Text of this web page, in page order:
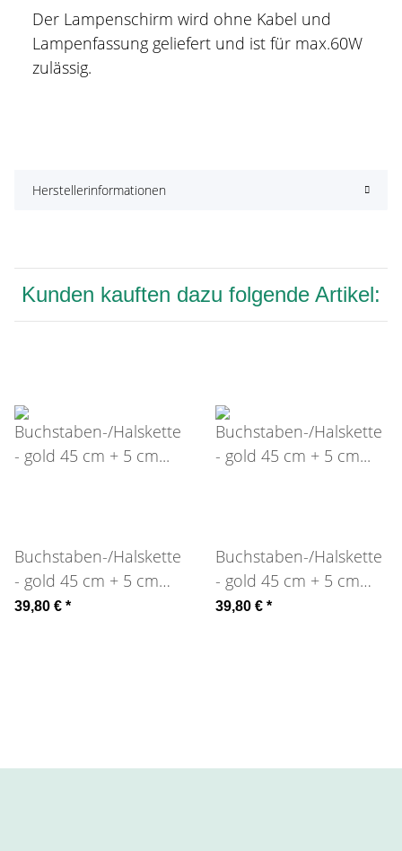
Der Lampenschirm wird ohne Kabel und
Lampenfassung geliefert und ist für max.60W
zulässig.
Herstellerinformationen
Kunden kauften dazu folgende Artikel:
Buchstaben-/Halskette
- gold 45 cm + 5 cm
Verlängerung / L gold /
39,80 € *
Buchstaben-/Halskette
- gold 45 cm + 5 cm
Verlängerung / N gold /
39,80 € *